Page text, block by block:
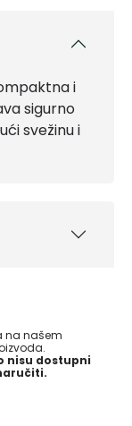
i
sigurno
svežinu i
na našem
nisu dostupni